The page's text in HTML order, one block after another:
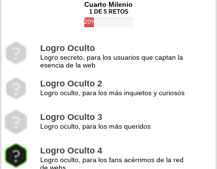
Cuarto Milenio
1 DE 5 RETOS
20%
Logro Oculto
Logro secreto, para los usuarios que captan la
esencia de la web
Logro Oculto 2
Logro oculto, para los más inquietos y curiosos
Logro Oculto 3
Logro oculto, para los más queridos
Logro Oculto 4
Logro oculto, para los fans acérrimos de la red